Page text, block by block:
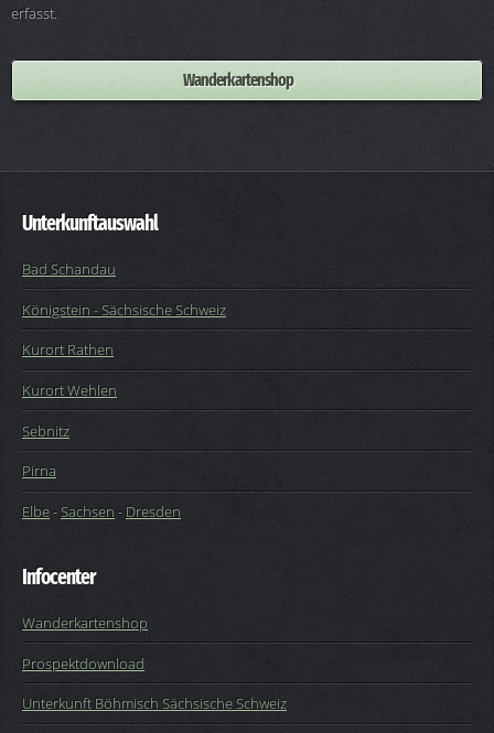
erfasst.
Wanderkartenshop
Unterkunftauswahl
Bad Schandau
Königstein - Sächsische Schweiz
Kurort Rathen
Kurort Wehlen
Sebnitz
Pirna
Elbe-Sachsen - Dresden
Infocenter
Wanderkartenshop
Prospektdownload
Unterkunft Böhmisch Sächsische Schweiz